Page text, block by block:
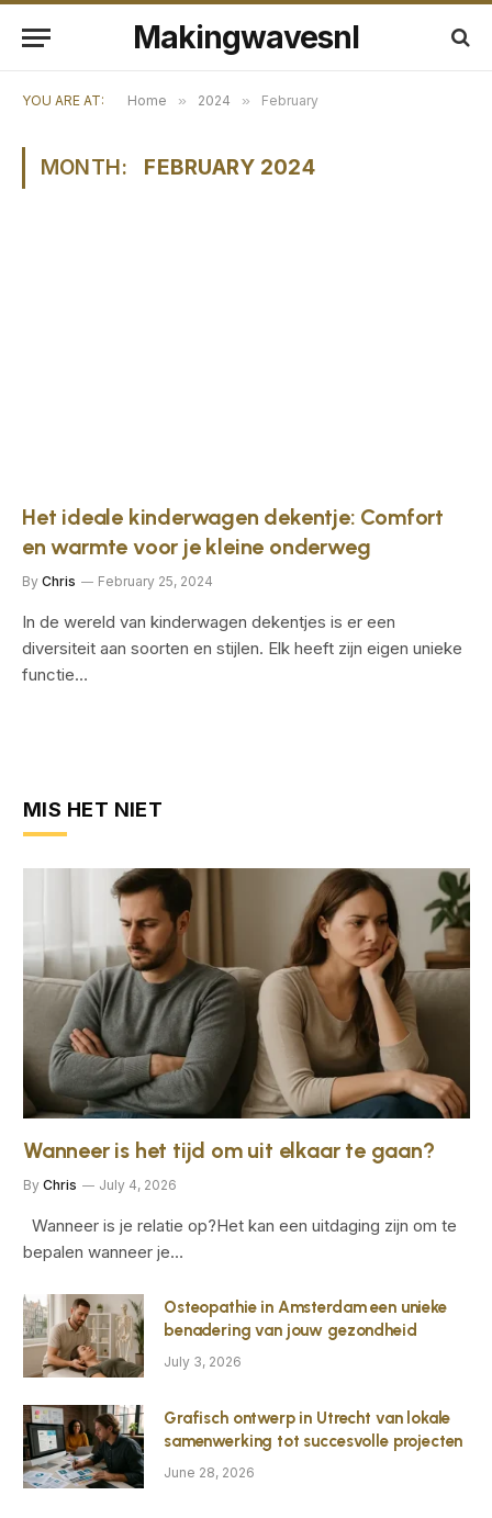
Makingwavesnl
YOU ARE AT: Home » 2024 » February
MONTH: FEBRUARY 2024
Het ideale kinderwagen dekentje: Comfort
en warmte voor je kleine onderweg
By Chris February 25, 2024
In de wereld van kinderwagen dekentjes is er een
diversiteit aan soorten en stijlen. Elk heeft zijn eigen unieke
functie…
MIS HET NIET
Wanneer is het tijd om uit elkaar te gaan?
By Chris July 4, 2026
Wanneer is je relatie op?Het kan een uitdaging zijn om te
bepalen wanneer je…
Osteopathie in Amsterdam een unieke
benadering van jouw gezondheid
July 3, 2026
Grafisch ontwerp in Utrecht van lokale
samenwerking tot succesvolle projecten
June 28, 2026